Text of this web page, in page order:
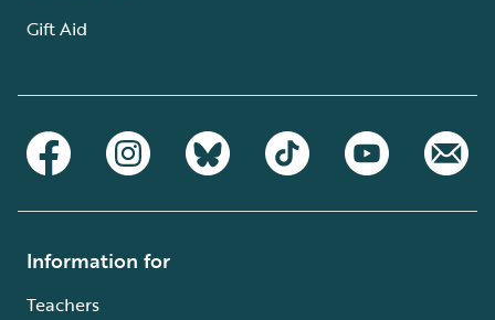
Gift Aid
Information for
Teachers